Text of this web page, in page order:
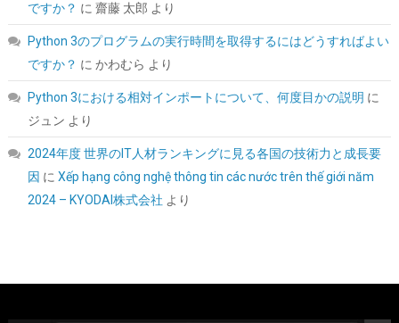
SYY サーマルペースト 3g CPUグリス カーボンベース 高性能 |
CPUペースト;ヒートシンク/IC/プロセッサ対応;熱インターフェー
ス素材;非導電;なめらか塗布
ですか？ に 齋藤 太郎 より
Python 3のプログラムの実行時間を取得するにはどうすればよい
ですか？ に かわむら より
Python 3における相対インポートについて、何度目かの説明 に
ジュン より
2024年度 世界のIT人材ランキングに見る各国の技術力と成長要
因 に Xếp hạng công nghệ thông tin các nước trên thế giới năm
2024 – KYODAI株式会社 より